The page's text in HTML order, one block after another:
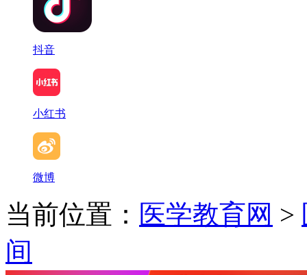
抖音
小红书
微博
当前位置： 医学教育网 >
间